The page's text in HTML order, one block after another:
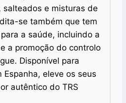
salteados e misturas de
se também que tem
a saúde, incluindo a
a promoção do controlo
Disponível para
Espanha, eleve os seus
autêntico do TRS